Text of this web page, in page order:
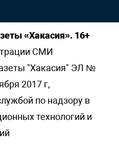
«Хакасия». 16+
СМИ
"Хакасия" ЭЛ №
2017 г,
по надзору в
технологий и